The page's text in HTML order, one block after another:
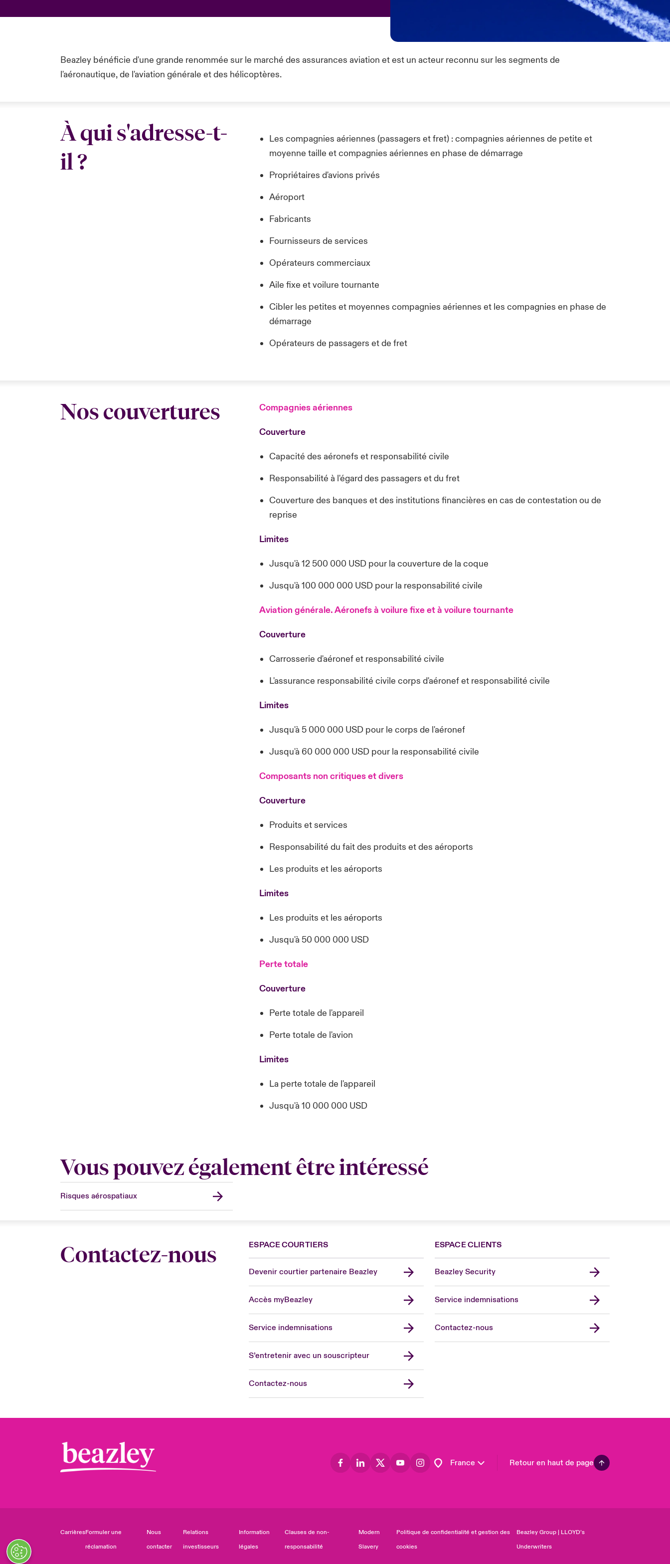
Beazley bénéficie d'une grande renommée sur le marché des assurances aviation et est un acteur reconnu sur les segments de
l'aéronautique, de l'aviation générale et des hélicoptères.
À qui s'adresse-t-
il ?
Les compagnies aériennes (passagers et fret) : compagnies aériennes de petite et
moyenne taille et compagnies aériennes en phase de démarrage
Propriétaires d'avions privés
Aéroport
Fabricants
Fournisseurs de services
Opérateurs commerciaux
Aile fixe et voilure tournante
Cibler les petites et moyennes compagnies aériennes et les compagnies en phase de
démarrage
Opérateurs de passagers et de fret
Nos couvertures Compagnies aériennes
Couverture
Capacité des aéronefs et responsabilité civile
Responsabilité à l'égard des passagers et du fret
Couverture des banques et des institutions financières en cas de contestation ou de
reprise
Limites
Jusqu'à 12 500 000 USD pour la couverture de la coque
Jusqu'à 100 000 000 USD pour la responsabilité civile
Aviation générale. Aéronefs à voilure fixe et à voilure tournante
Couverture
Carrosserie d'aéronef et responsabilité civile
L'assurance responsabilité civile corps d'aéronef et responsabilité civile
Limites
Jusqu'à 5 000 000 USD pour le corps de l'aéronef
Jusqu'à 60 000 000 USD pour la responsabilité civile
Composants non critiques et divers
Couverture
Produits et services
Responsabilité du fait des produits et des aéroports
Les produits et les aéroports
Limites
Les produits et les aéroports
Jusqu'à 50 000 000 USD
Perte totale
Couverture
Perte totale de l'appareil
Perte totale de l'avion
Limites
La perte totale de l'appareil
Jusqu'à 10 000 000 USD
Vous pouvez également être intéressé
Risques aérospatiaux
Contactez-nous ESPACE COURTIERS
Devenir courtier partenaire Beazley
Accès myBeazley
Service indemnisations
S’entretenir avec un souscripteur
Contactez-nous
ESPACE CLIENTS
Beazley Security
Service indemnisations
Contactez-nous
France
United Kingdom
Retour en haut de page
CarrièresFormuler une
réclamation
Nous
contacter
Relations
investisseurs
Information
légales
Clauses de non-
responsabilité
Modern
Slavery
Politique de confidentialité et gestion des
cookies
Beazley Group | LLOYD’s
Underwriters